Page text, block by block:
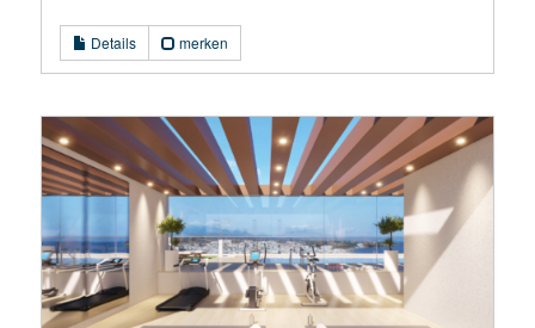
Details merken